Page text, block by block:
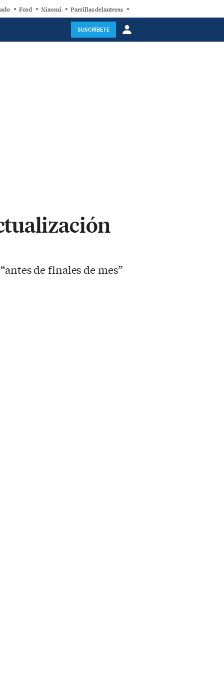
Ford Xiaomi Parrillas delanteras
SUSCRÍBETE
de finales de mes”